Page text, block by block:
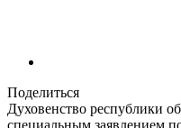
Поделиться
Духовенство республики